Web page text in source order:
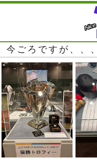
今ごろですが、、、